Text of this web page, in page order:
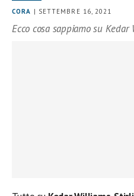
CORA | SETTEMBRE 16, 2021
Ecco cosa sappiamo su